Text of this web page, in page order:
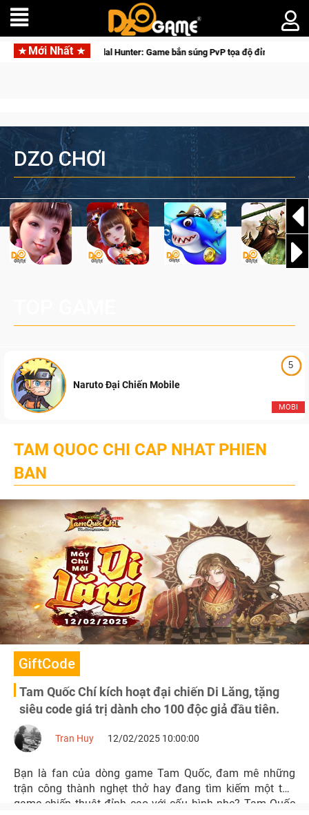
Mới NhấtMedal Hunter: Game bắn súng PvP tọa độ đỉnh cao đưa bạn
DZO CHƠI
5
MOBI
Naruto Đại Chiến Mobile
TAM QUOC CHI CAP NHAT PHIEN
BAN
GiftCode
Tam Quốc Chí kích hoạt đại chiến Di Lăng, tặng
siêu code giá trị dành cho 100 độc giả đầu tiên.
Tran Huy 12/02/2025 10:00:00
Bạn là fan của dòng game Tam Quốc, đam mê những
trận công thành nghẹt thở hay đang tìm kiếm một tựa
game chiến thuật đỉnh cao với cấu hình nhẹ? Tam Quốc